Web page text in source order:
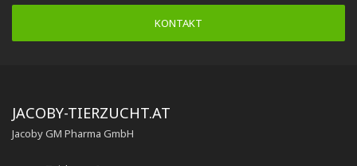
KONTAKT
JACOBY-TIERZUCHT.AT
Jacoby GM Pharma GmbH